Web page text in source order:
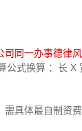
司同一办事德律风
式换算 ：长
具体最自制资